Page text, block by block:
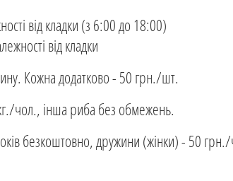
від кладки (з 6:00 до 18:00)
від кладки
Кожна додатково - 50 грн./шт.
чол., інша риба без обмежень.
безкоштовно, дружини (жінки) - 50